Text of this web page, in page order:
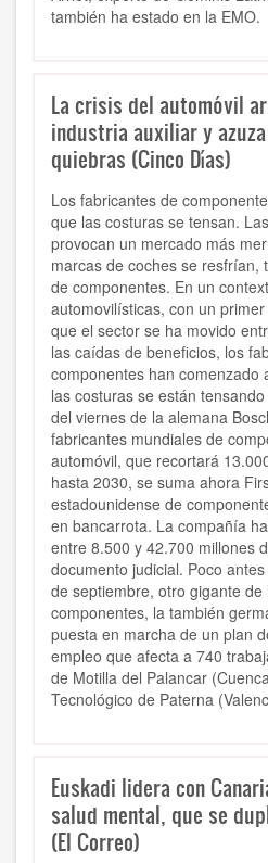
también ha estado en la EMO.
La crisis del automóvil
industria auxiliar y
quiebras (Cinco Días)
Los fabricantes de
que las costuras se tensan.
provocan un mercado más
marcas de coches se resfrían,
de componentes. En un
automovilísticas, con un
que el sector se ha movido
las caídas de beneficios, los
componentes han comenzado
las costuras se están
del viernes de la alemana
fabricantes mundiales de
automóvil, que recortará
hasta 2030, se suma ahora
estadounidense de
en bancarrota. La compañía
entre 8.500 y 42.700 millones
documento judicial. Poco
de septiembre, otro gigante de
componentes, la también
puesta en marcha de un plan
empleo que afecta a 740
de Motilla del Palancar
Tecnológico de Paterna
Euskadi lidera con
salud mental, que se
(El Correo)